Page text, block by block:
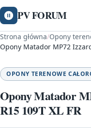
PV FORUM
Strona główna/Opony
Opony Matador MP72
OPONY TERENOWE
Opony Matador
R15 109T XL FR